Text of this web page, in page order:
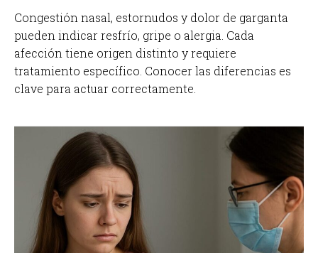
Congestión nasal, estornudos y dolor de garganta
pueden indicar resfrío, gripe o alergia. Cada
afección tiene origen distinto y requiere
tratamiento específico. Conocer las diferencias es
clave para actuar correctamente.